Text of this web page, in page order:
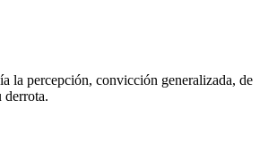
la percepción, convicción generalizada, de
derrota.